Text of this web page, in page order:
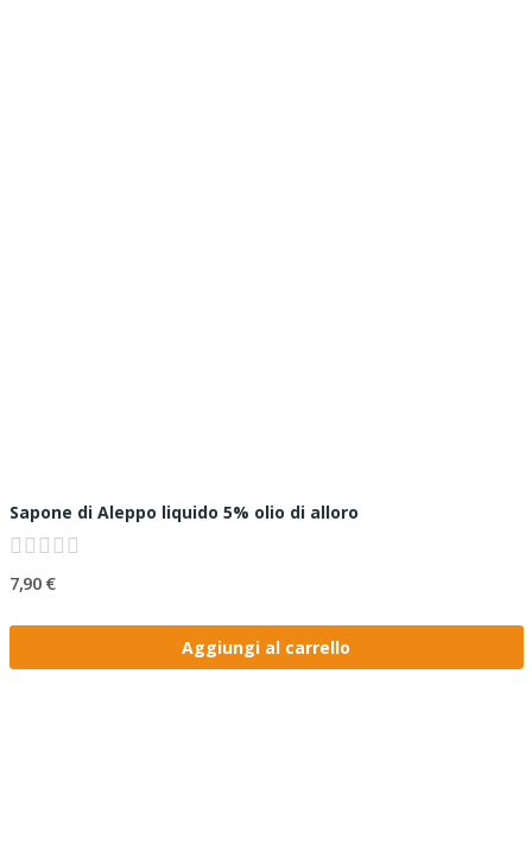
Sapone di Aleppo liquido 5% olio di alloro
7,90 €
Aggiungi al carrello